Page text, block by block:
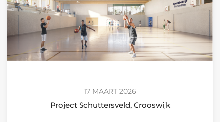
17 MAART 2026
Project Schuttersveld, Crooswijk